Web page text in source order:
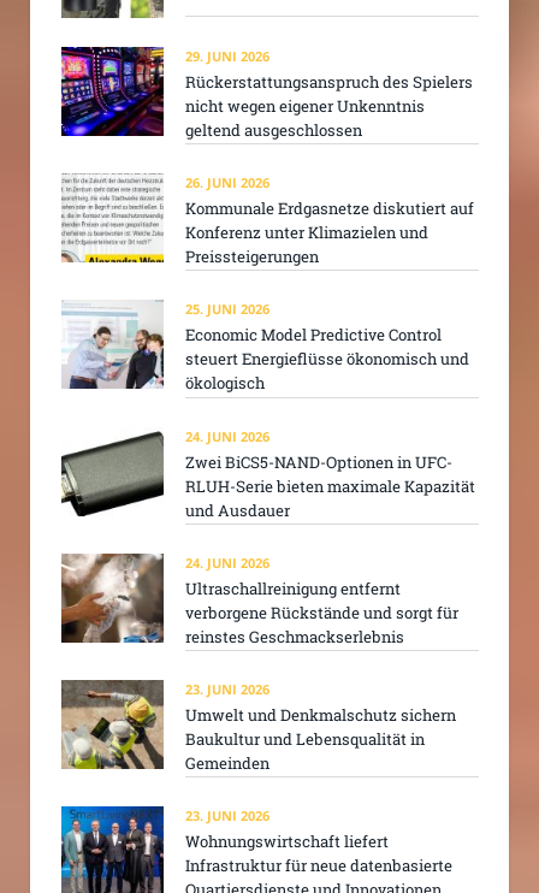
29. JUNI 2026
Rückerstattungsanspruch des Spielers
nicht wegen eigener Unkenntnis
geltend ausgeschlossen
26. JUNI 2026
Kommunale Erdgasnetze diskutiert auf
Konferenz unter Klimazielen und
Preissteigerungen
25. JUNI 2026
Economic Model Predictive Control
steuert Energieflüsse ökonomisch und
ökologisch
24. JUNI 2026
Zwei BiCS5-NAND-Optionen in UFC-
RLUH-Serie bieten maximale Kapazität
und Ausdauer
24. JUNI 2026
Ultraschallreinigung entfernt
verborgene Rückstände und sorgt für
reinstes Geschmackserlebnis
23. JUNI 2026
Umwelt und Denkmalschutz sichern
Baukultur und Lebensqualität in
Gemeinden
23. JUNI 2026
Wohnungswirtschaft liefert
Infrastruktur für neue datenbasierte